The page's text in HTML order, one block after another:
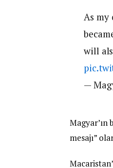
As
will
—
Magyar’ın
mesajı”